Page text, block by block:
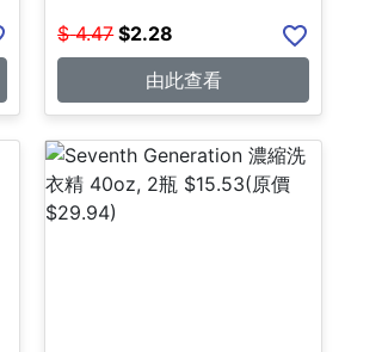
$ 4.47 $2.28
由此查看